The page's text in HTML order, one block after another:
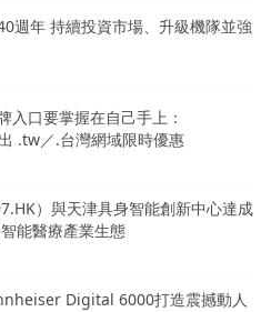
週年 持續投資市場、升級機隊並強
入口要掌握在自己手上：
.tw／.台灣網域限時優惠
）與天津具身智能創新中心達成
能醫療產業生態
Digital 6000打造震撼動人